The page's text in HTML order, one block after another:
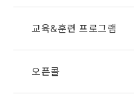
교육&훈련 프로그램
오픈콜